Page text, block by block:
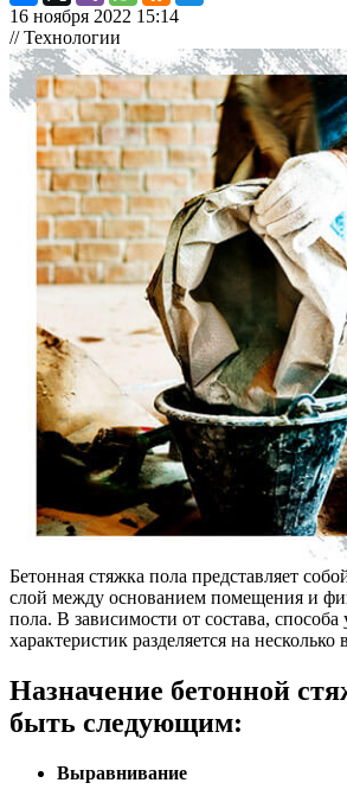
16 ноября 2022 15:14
// Технологии
Бетонная стяжка пола представляет
слой между основанием помещения и
пола. В зависимости от состава,
характеристик разделяется на несколько
Назначение бетонной
быть следующим:
Выравнивание